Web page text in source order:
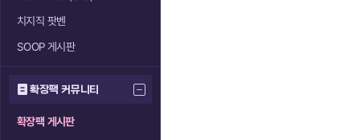
치지직 팟벤
SOOP 게시판
확장팩 커뮤니티
확장팩 게시판